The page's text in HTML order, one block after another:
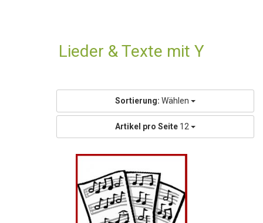
Lieder & Texte mit Y
Sortierung: Wählen
Artikel pro Seite 12